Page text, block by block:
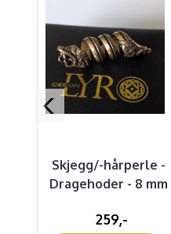
Skjegg/-hårperle -
Dragehoder - 8 mm
259,-